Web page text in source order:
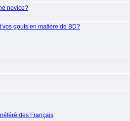
novice?
vos gouts en matière de BD?
des Français